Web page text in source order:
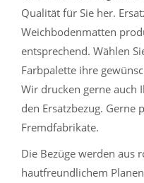
Qualität für Sie her.
Weichbodenmatten
entsprechend. Wählen
Farbpalette ihre
Wir drucken gerne auch
den Ersatzbezug.
Fremdfabrikate.
Die Bezüge werden aus
hautfreundlichem